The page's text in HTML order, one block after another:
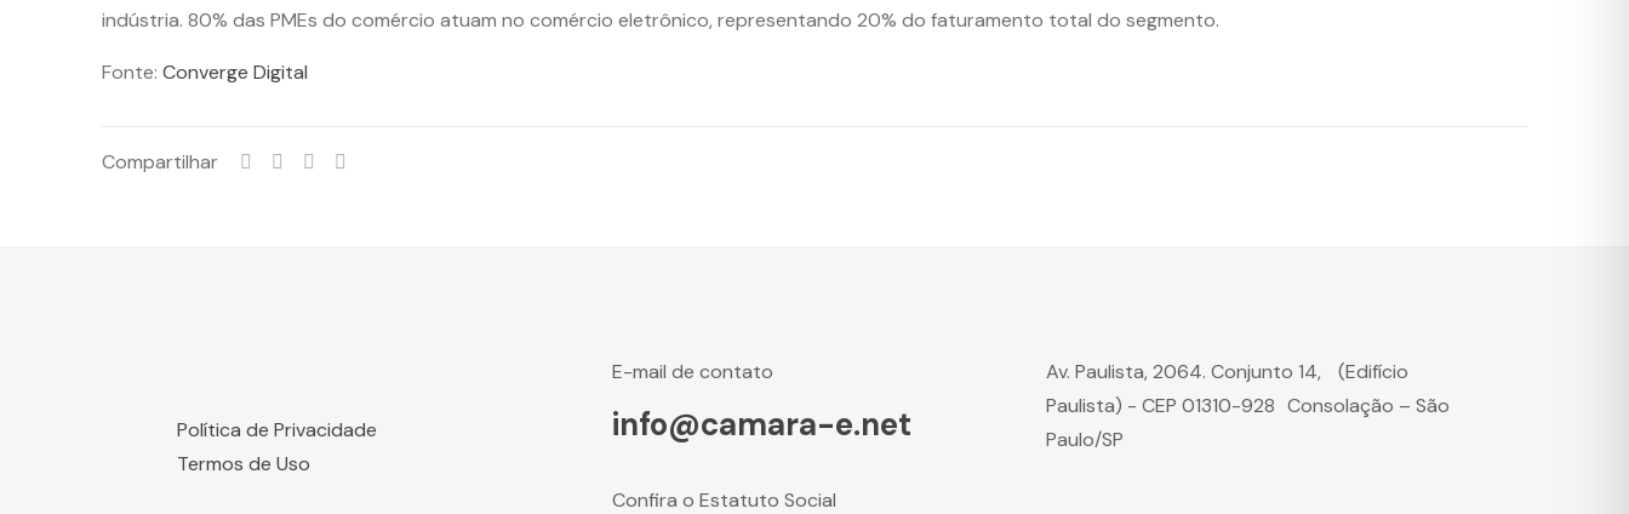
indústria. 80% das PMEs do comércio atuam no comércio eletrônico, representando 20% do faturamento total do segmento.
Fonte: Converge Digital
Compartilhar
Política de Privacidade
Termos de Uso
E-mail de contato
info@camara-e.net
Confira o Estatuto Social
Av. Paulista, 2064. Conjunto 14, (Edifício
Paulista) - CEP 01310-928 Consolação – São
Paulo/SP